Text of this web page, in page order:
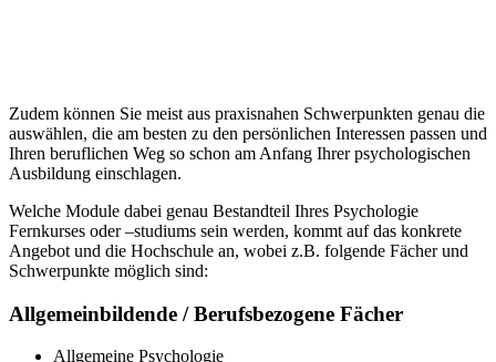
Zudem können Sie meist aus praxisnahen Schwerpunkten genau die
auswählen, die am besten zu den persönlichen Interessen passen und
Ihren beruflichen Weg so schon am Anfang Ihrer psychologischen
Ausbildung einschlagen.
Welche Module dabei genau Bestandteil Ihres Psychologie
Fernkurses oder –studiums sein werden, kommt auf das konkrete
Angebot und die Hochschule an, wobei z.B. folgende Fächer und
Schwerpunkte möglich sind:
Allgemeinbildende / Berufsbezogene Fächer
Allgemeine Psychologie